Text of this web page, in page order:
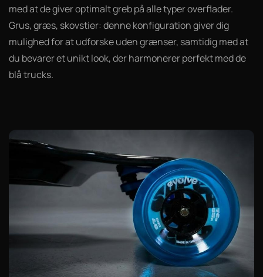
med at de giver optimalt greb på alle typer overflader.
Grus, græs, skovstier: denne konfiguration giver dig
mulighed for at udforske uden grænser, samtidig med at
du bevarer et unikt look, der harmonerer perfekt med de
blå trucks.